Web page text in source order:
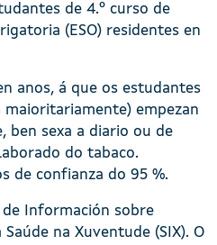
de 4.º curso de
(ESO) residentes en
anos, á que os estudantes
maioritariamente) empezan
ben sexa a diario ou de
do tabaco.
de confianza do 95 %.
de Información sobre
na Xuventude (SIX). O